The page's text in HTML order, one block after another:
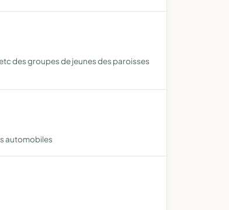
des groupes de jeunes des paroisses
automobiles